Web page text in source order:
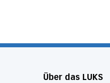
Über das LUKS